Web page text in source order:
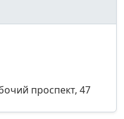
проспект, 47